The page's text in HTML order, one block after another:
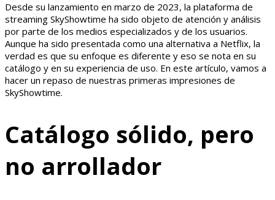
Desde su lanzamiento en marzo de 2023, la plataforma de
streaming SkyShowtime ha sido objeto de atención y análisis
por parte de los medios especializados y de los usuarios.
Aunque ha sido presentada como una alternativa a Netflix, la
verdad es que su enfoque es diferente y eso se nota en su
catálogo y en su experiencia de uso. En este artículo, vamos a
hacer un repaso de nuestras primeras impresiones de
SkyShowtime.
Catálogo sólido, pero
no arrollador